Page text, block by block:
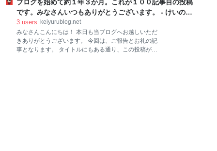
２つ以上とる！ ＊週４日勤務程度になるように休暇を
しっかりと取得する！ プライベート ＊年４回の旅行
人突破いたしましたーー！！ 👏👏👏👏 ここまでブログ
を続けられているのも、いつもコメント・ブクマコメ
ント・いいねをいただけるみなさまのおかげです！！
本当にいつもありがとうございます( ;∀;) 改めましてこ
の場をお借りしてお礼をさせてください！！ ありがと
うございます！！ １００人なんて全然じゃんと思われ
ブログを始めて約１年３か月。これが１００記事目の投稿
です。みなさんいつもありがとうございます。 - けいのゆ
るブログ
3 users
keiyurublog.net
みなさんこんにちは！ 本日も当ブログへお越しいただ
きありがとうございます。 今回は、ご報告とお礼の記
事となります。 タイトルにもある通り、この投稿が記